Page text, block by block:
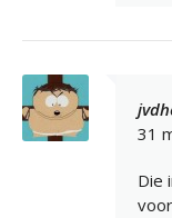
31
Die